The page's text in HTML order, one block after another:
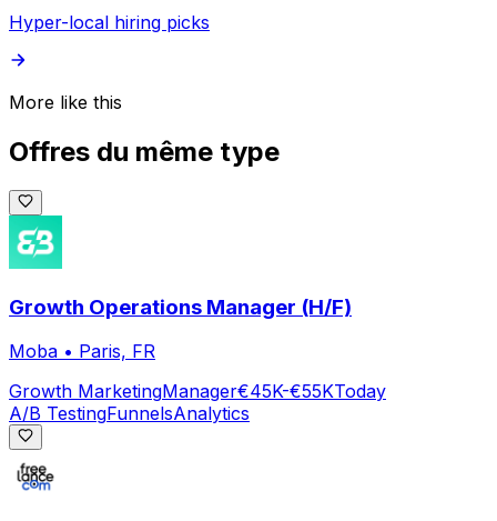
Hyper-local hiring picks
More like this
Offres du même type
Growth Operations Manager (H/F)
Moba • Paris, FR
Growth MarketingManager€45K-€55KToday
A/B TestingFunnelsAnalytics